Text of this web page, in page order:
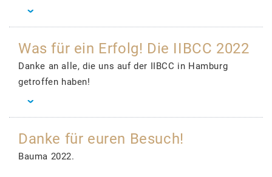
Was für ein Erfolg! Die IIBCC 2022
Danke an alle, die uns auf der IIBCC in Hamburg
getroffen haben!
Danke für euren Besuch!
Bauma 2022.